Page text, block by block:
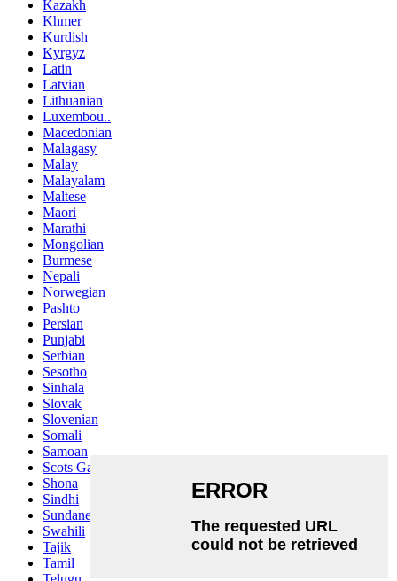
Kazakh
Khmer
Kurdish
Kyrgyz
Latin
Latvian
Lithuanian
Luxembou..
Macedonian
Malagasy
Malay
Malayalam
Maltese
Maori
Marathi
Mongolian
Burmese
Nepali
Norwegian
Pashto
Persian
Punjabi
Serbian
Sesotho
Sinhala
Slovak
Slovenian
Somali
Samoan
Scots Gaelic
Shona
Sindhi
Sundanese
Swahili
Tajik
Tamil